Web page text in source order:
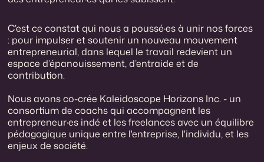
C’est ce constat qui nous a poussé·es à unir nos forces
: pour impulser et soutenir un nouveau mouvement
entrepreneurial, dans lequel le travail redevient un
espace d’épanouissement, d’entraide et de
contribution.
Nous avons co-crée Kaleidoscope Horizons Inc. - un
consortium de coachs qui accompagnent les
entrepreneur·es indé et les freelances avec un équilibre
pédagogique unique entre l'entreprise, l'individu, et les
enjeux de société.